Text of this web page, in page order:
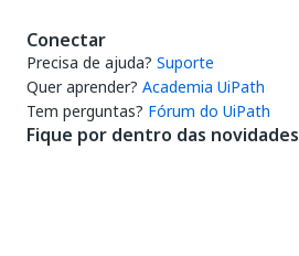
Conectar
Precisa de ajuda? Suporte
Quer aprender? Academia UiPath
Tem perguntas? Fórum do UiPath
Fique por dentro das novidades